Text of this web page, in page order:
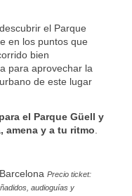
el Parque
en los puntos que
bien
para aprovechar la
de este lugar
el Parque Güell y
amena y a tu ritmo
Precio ticket:
audioguías y